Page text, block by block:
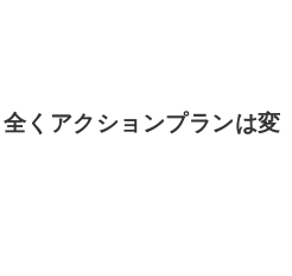
くアクションプランは変